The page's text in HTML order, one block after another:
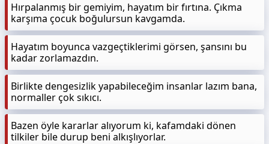
Hırpalanmış bir gemiyim, hayatım bir fırtına. Çıkma
karşıma çocuk boğulursun kavgamda.
Hayatım boyunca vazgeçtiklerimi görsen, şansını bu
kadar zorlamazdın.
Birlikte dengesizlik yapabileceğim insanlar lazım bana,
normaller çok sıkıcı.
Bazen öyle kararlar alıyorum ki, kafamdaki dönen
tilkiler bile durup beni alkışlıyorlar.